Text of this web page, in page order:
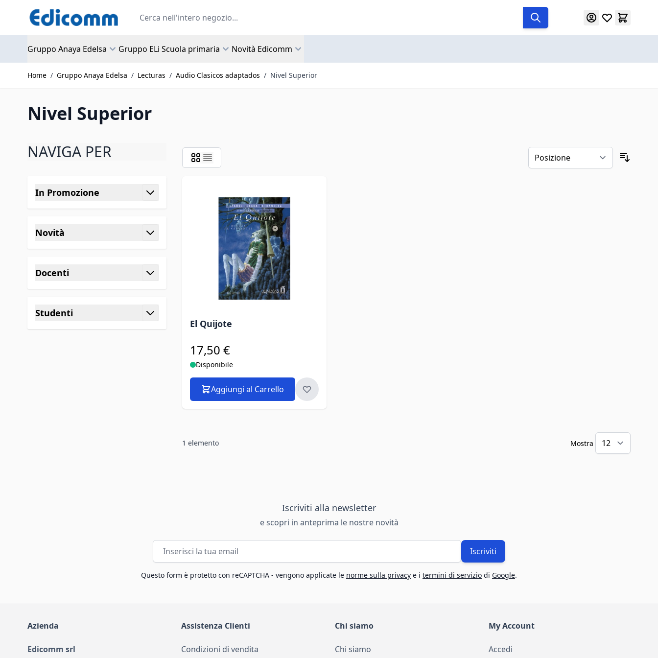
Search
Gruppo Anaya Edelsa Gruppo ELi Scuola primaria Novità Edicomm
Home / Gruppo Anaya Edelsa / Lecturas / Audio Clasicos adaptados / Nivel Superior
Nivel Superior
NAVIGA PER
In Promozione
filtro
Novità
filtro
Docenti
filtro
Studenti
filtro
El Quijote
17,50 €
Disponibile
Aggiungi al Carrello
1 elemento Mostra
Iscriviti alla newsletter
e scopri in anteprima le nostre novità
Indirizzo email
Iscriviti
Questo form è protetto con reCAPTCHA - vengono applicate le norme sulla privacy e i termini di servizio di Google.
Azienda
Edicomm srl
Assistenza Clienti
Condizioni di vendita
Chi siamo
Chi siamo
My Account
Accedi